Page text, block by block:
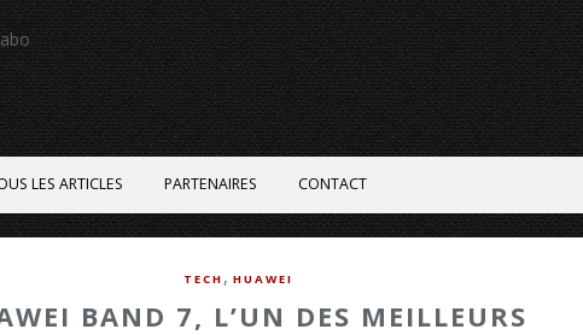
LES ARTICLES PARTENAIRES CONTACT
TECH , HUAWEI
BAND 7, L’UN DES MEILLEURS